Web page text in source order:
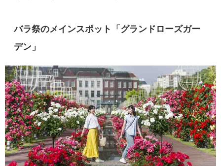
バラ祭のメインスポット「グランドローズガー
デン」